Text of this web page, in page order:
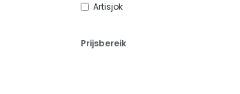
Artisjok
Prijsbereik